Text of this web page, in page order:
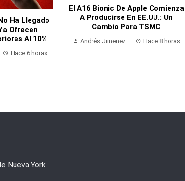
Ha Llegado
Ofrecen
Al 10%
Hace 6 horas
El A16 Bionic De Apple Comienza
A Producirse En EE.UU.: Un
Cambio Para TSMC
Andrés Jimenez Hace 8 horas
Nueva York